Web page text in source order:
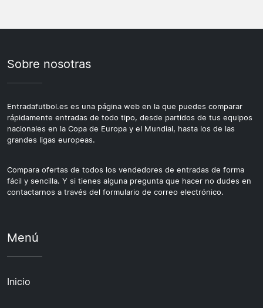
Sobre nosotras
Entradafutbol.es es una página web en la que puedes comparar
rápidamente entradas de todo tipo, desde partidos de tus equipos
nacionales en la Copa de Europa y el Mundial, hasta los de las
grandes ligas europeas.
Compara ofertas de todos los vendedores de entradas de forma
fácil y sencilla. Y si tienes alguna pregunta que hacer no dudes en
contactarnos a través del formulario de correo electrónico.
Menú
Inicio